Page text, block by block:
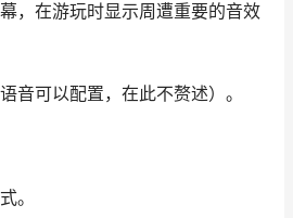
，在游玩时显示周遭重要的音效
音可以配置，在此不赘述）。
。